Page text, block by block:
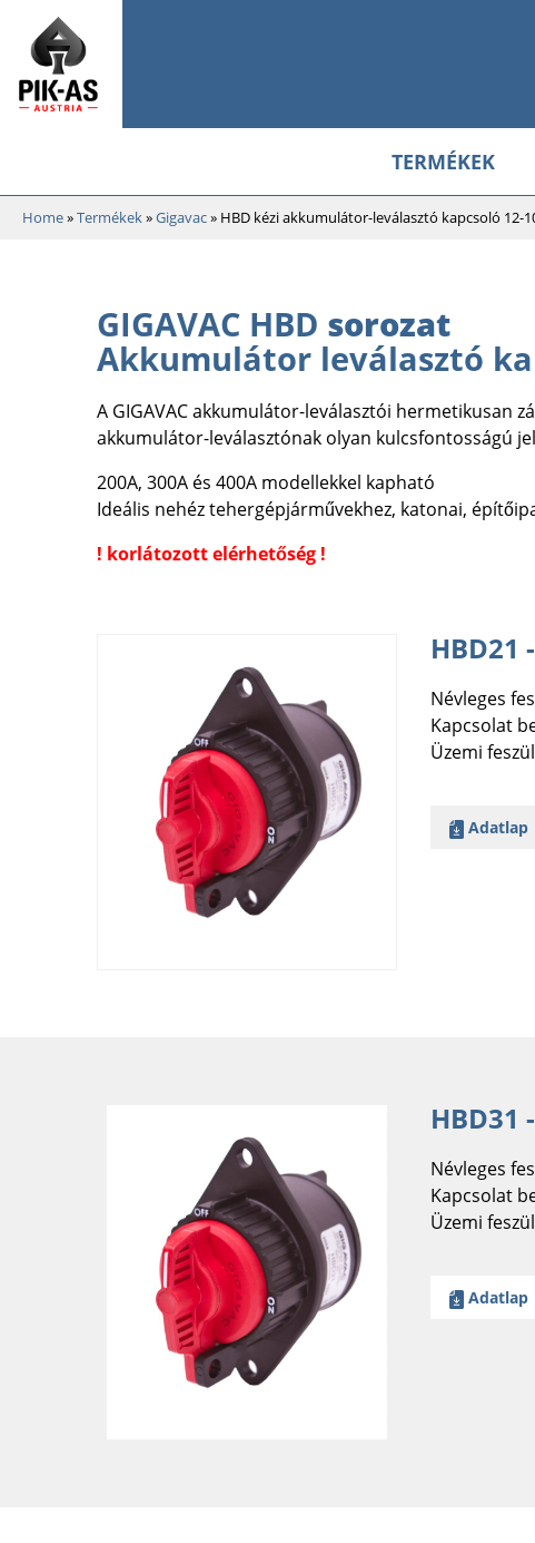
TERMÉKEK
Home»Termékek»Gigavac» HBD kézi akkumulátor-leválasztó kapcsoló 12-
GIGAVAC HBD sorozat
Akkumulátor leválasztó
A GIGAVAC akkumulátor-leválasztói hermetikusan
akkumulátor-leválasztónak olyan kulcsfontosságú
200A, 300A és 400A modellekkel kapható
Ideális nehéz tehergépjárművekhez, katonai,
! korlátozott elérhetőség !
Névleges
Kapcsolat
Üzemi
Adatlap
Névleges
Kapcsolat
Üzemi
Adatlap